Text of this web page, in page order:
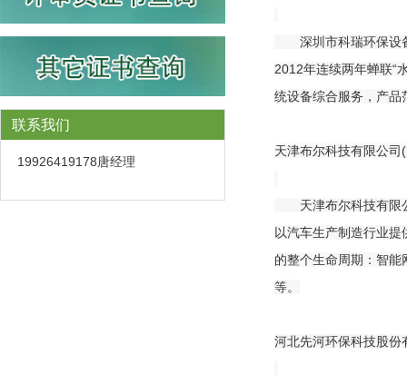
联系我们
19926419178唐经理
深圳市科瑞环保设备
2012年连续两年蝉联“
统设备综合服务，产品
天津布尔科技有限公
天津布尔科技有限公
以汽车生产制造行业
的整个生命周期：智
等。
河北先河环保科技股